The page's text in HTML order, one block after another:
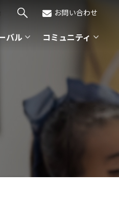
お問い合わせ
バル コミュニティ